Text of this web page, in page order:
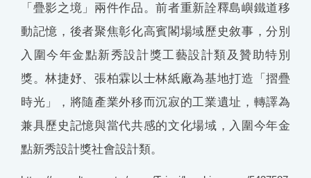
「疊影之境」兩件作品。前者重新詮釋島嶼鐵道移
動記憶，後者聚焦彰化高賓閣場域歷史敘事，分別
入圍今年金點新秀設計獎工藝設計類及贊助特別
獎。林捷妤、張柏霖以士林紙廠為基地打造「摺疊
時光」，將隨產業外移而沉寂的工業遺址，轉譯為
兼具歷史記憶與當代共感的文化場域，入圍今年金
點新秀設計獎社會設計類。